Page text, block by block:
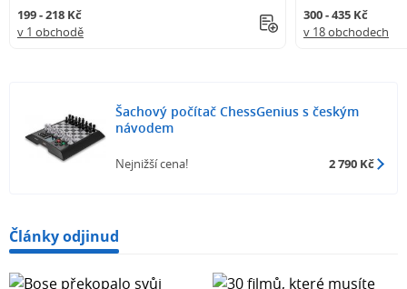
199 - 218 Kč
v 1 obchodě
300 - 435 Kč
v 18 obchodech
Šachový počítač ChessGenius s českým
návodem
Nejnižší cena! 2 790 Kč
Články odjinud